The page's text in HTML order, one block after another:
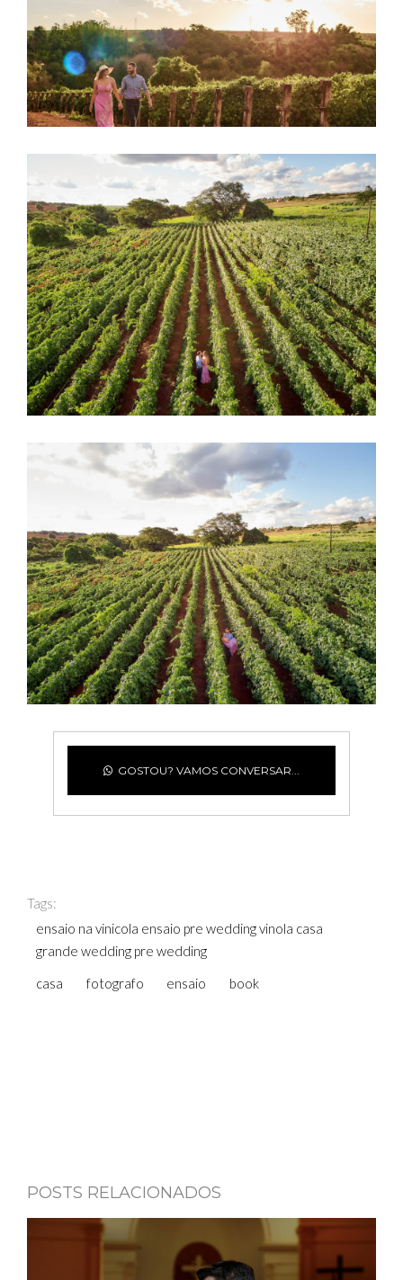
GOSTOU? VAMOS CONVERSAR...
Tags:
ensaio na vinicola ensaio pre wedding vinola casa
grande wedding pre wedding
casa
fotografo ensaio book
POSTS RELACIONADOS